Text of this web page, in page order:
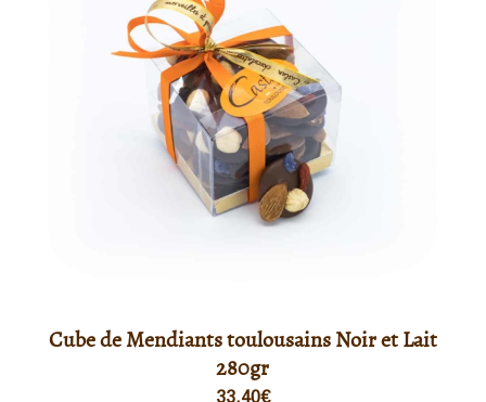
Cube de Mendiants toulousains Noir et Lait
280gr
33,40€